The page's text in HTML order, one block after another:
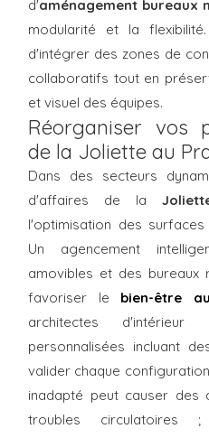
d'aménagement bureaux
modularité et la
d'intégrer des zones de
collaboratifs tout en
et visuel des équipes.
Réorganiser vos
de la Joliette au
Dans des secteurs
d'affaires de la
l'optimisation des
Un agencement
amovibles et des bureaux
favoriser le bien-être
architectes
personnalisées incluant
valider chaque
inadapté peut causer des
troubles circulatoires